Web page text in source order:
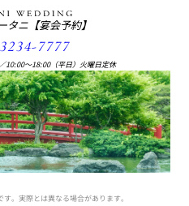
タニ 【宴会予約】
7777
／10:00〜18:00（平日）火曜日定休
。実際とは異なる場合があります。